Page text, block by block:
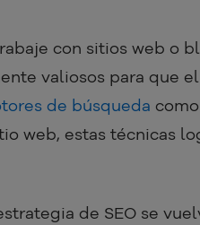
con sitios web o
valiosos para que
de búsqueda
web, estas técnicas
de SEO se